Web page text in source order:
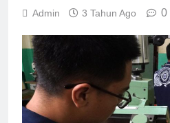
Admin 3 Tahun Ago 0